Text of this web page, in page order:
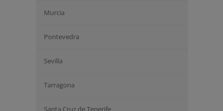
Murcia
Pontevedra
Sevilla
Tarragona
Santa Cruz de Tenerife